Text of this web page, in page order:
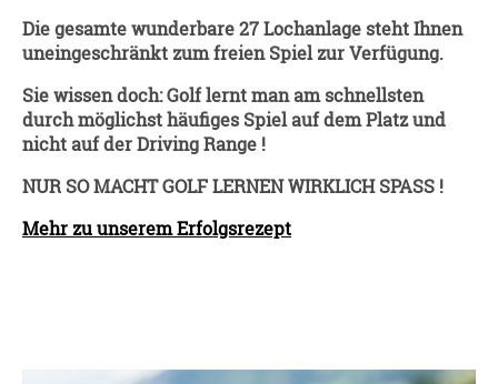
Die gesamte wunderbare 27 Lochanlage steht Ihnen
uneingeschränkt zum freien Spiel zur Verfügung.
Sie wissen doch: Golf lernt man am schnellsten
durch möglichst häufiges Spiel auf dem Platz und
nicht auf der Driving Range !
NUR SO MACHT GOLF LERNEN WIRKLICH SPASS !
Mehr zu unserem Erfolgsrezept